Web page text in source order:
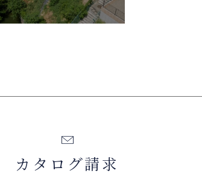
カタログ請求